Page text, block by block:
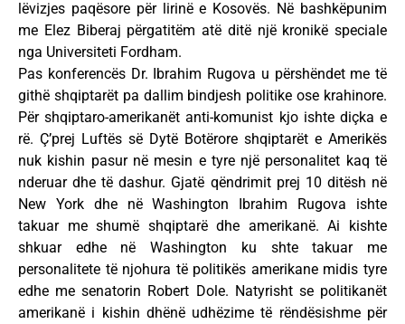
lëvizjes paqësore për lirinë e Kosovës. Në bashkëpunim
me Elez Biberaj përgatitëm atë ditë një kronikë speciale
nga Universiteti Fordham.
Pas konferencës Dr. Ibrahim Rugova u përshëndet me të
githë shqiptarët pa dallim bindjesh politike ose krahinore.
Për shqiptaro-amerikanët anti-komunist kjo ishte diçka e
rë. Ç’prej Luftës së Dytë Botërore shqiptarët e Amerikës
nuk kishin pasur në mesin e tyre një personalitet kaq të
nderuar dhe të dashur. Gjatë qëndrimit prej 10 ditësh në
New York dhe në Washington Ibrahim Rugova ishte
takuar me shumë shqiptarë dhe amerikanë. Ai kishte
shkuar edhe në Washington ku shte takuar me
personalitete të njohura të politikës amerikane midis tyre
edhe me senatorin Robert Dole. Natyrisht se politikanët
amerikanë i kishin dhënë udhëzime të rëndësishme për